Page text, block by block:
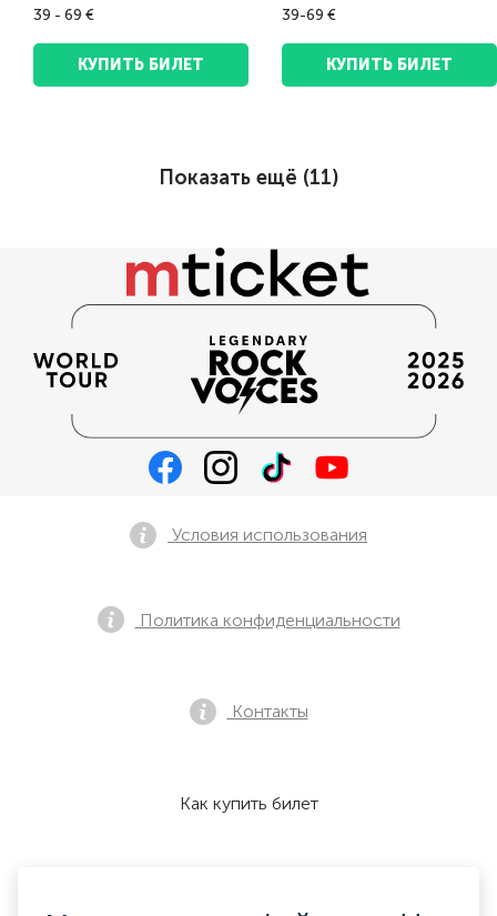
39 - 69 €
КУПИТЬ БИЛЕТ
39-69 €
КУПИТЬ БИЛЕТ
Показать ещё (11)
Условия использования
Политика конфиденциальности
Контакты
Как купить билет